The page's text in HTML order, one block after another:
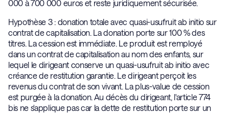
000 à 700 000 euros et reste juridiquement sécurisée.
Hypothèse 3 : donation totale avec quasi-usufruit ab initio sur
contrat de capitalisation. La donation porte sur 100 % des
titres. La cession est immédiate. Le produit est remployé
dans un contrat de capitalisation au nom des enfants, sur
lequel le dirigeant conserve un quasi-usufruit ab initio avec
créance de restitution garantie. Le dirigeant perçoit les
revenus du contrat de son vivant. La plus-value de cession
est purgée à la donation. Au décès du dirigeant, l'article 774
bis ne s'applique pas car la dette de restitution porte sur un